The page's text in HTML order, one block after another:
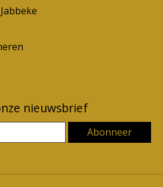
nieuwsbrief
Abonneer